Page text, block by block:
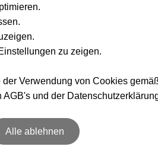
zu zeigen.
Verwendung von Cookies
und der
Alle ablehnen